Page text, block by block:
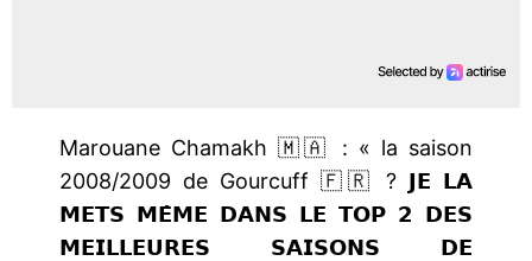
Marouane Chamakh 🇲🇦 : « la saison
2008/2009 de Gourcuff 🇫🇷 ? 𝗝𝗘 𝗟𝗔
𝗠𝗘𝗧𝗦 𝗠𝗘̂𝗠𝗘 𝗗𝗔𝗡𝗦 𝗟𝗘 𝗧𝗢𝗣 𝟮 𝗗𝗘𝗦
𝗠𝗘𝗜𝗟𝗟𝗘𝗨𝗥𝗘𝗦 𝗦𝗔𝗜𝗦𝗢𝗡𝗦 𝗗𝗘